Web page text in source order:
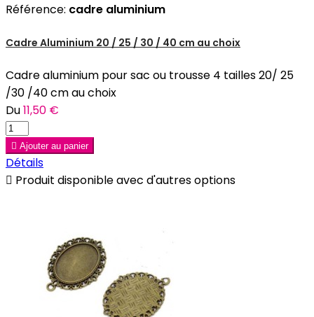
Référence: cadre aluminium
Cadre Aluminium 20 / 25 / 30 / 40 cm au choix
Cadre aluminium pour sac ou trousse 4 tailles 20/ 25
/30 /40 cm au choix
Du11,50 €
 Ajouter au panier
Détails
 Produit disponible avec d'autres options